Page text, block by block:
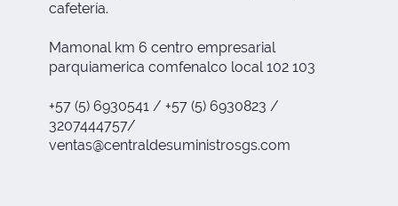
cafetería.
Mamonal km 6 centro empresarial
parquiamerica comfenalco local 102 103
+57 (5) 6930541 / +57 (5) 6930823 /
3207444757/
ventas@centraldesuministrosgs.com